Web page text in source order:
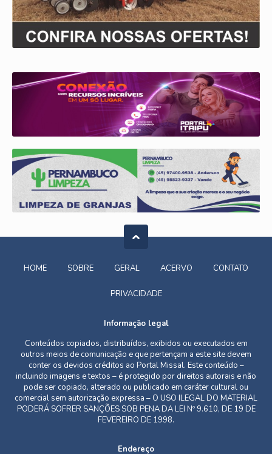
HOME SOBRE GERAL ACERVO CONTATO
PRIVACIDADE
Informação legal
Conteúdos copiados, distribuídos, exibidos ou executados em
outros meios de comunicação e que pertençam a este site devem
conter os devidos créditos ao Portal Missal. Este conteúdo –
incluindo imagens e textos – é protegido por direitos autorais e não
pode ser copiado, alterado ou publicado em caráter cultural ou
comercial sem autorização expressa – O USO ILEGAL DO MATERIAL
PODERÁ SOFRER SANÇÕES SOB PENA DA LEI Nº 9.610, DE 19 DE
FEVEREIRO DE 1998.
Endereço